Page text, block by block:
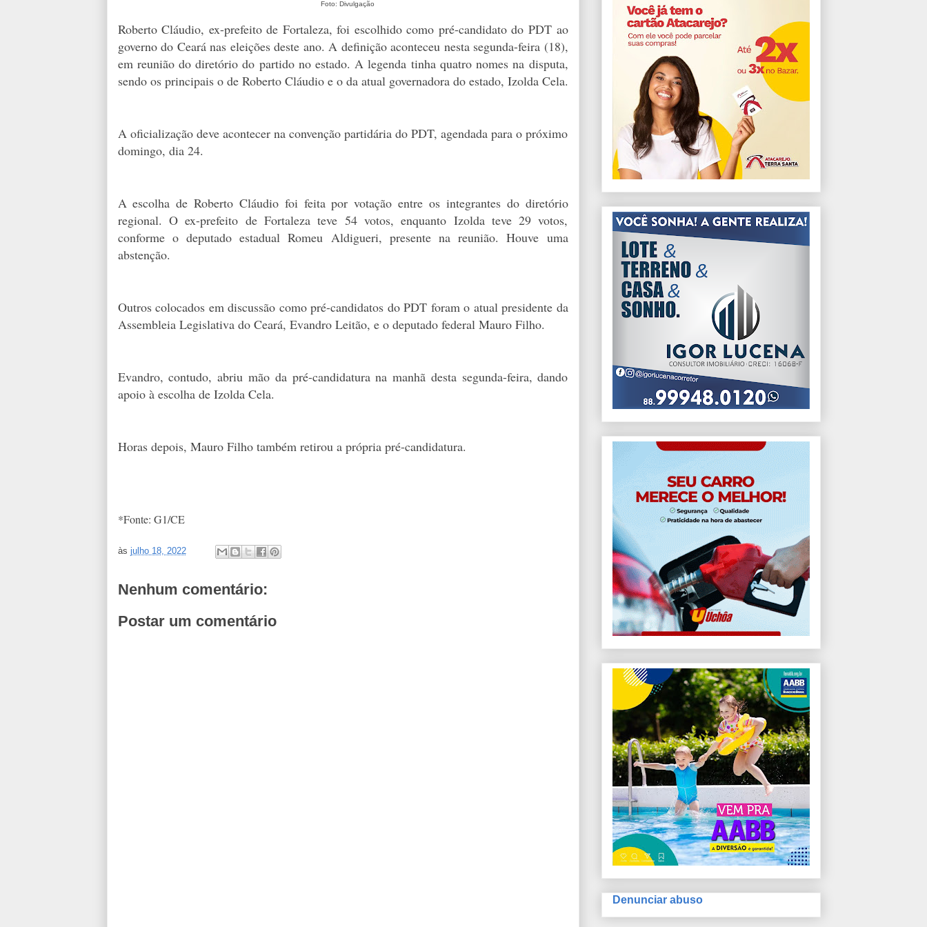
Foto: Divulgação
Roberto Cláudio, ex-prefeito de Fortaleza, foi escolhido como pré-candidato do PDT ao
governo do Ceará nas eleições deste ano. A definição aconteceu nesta segunda-feira (18),
em reunião do diretório do partido no estado. A legenda tinha quatro nomes na disputa,
sendo os principais o de Roberto Cláudio e o da atual governadora do estado, Izolda Cela.
A oficialização deve acontecer na convenção partidária do PDT, agendada para o próximo
domingo, dia 24.
A escolha de Roberto Cláudio foi feita por votação entre os integrantes do diretório
regional. O ex-prefeito de Fortaleza teve 54 votos, enquanto Izolda teve 29 votos,
conforme o deputado estadual Romeu Aldigueri, presente na reunião. Houve uma
abstenção.
Outros colocados em discussão como pré-candidatos do PDT foram o atual presidente da
Assembleia Legislativa do Ceará, Evandro Leitão, e o deputado federal Mauro Filho.
Evandro, contudo, abriu mão da pré-candidatura na manhã desta segunda-feira, dando
apoio à escolha de Izolda Cela.
Horas depois, Mauro Filho também retirou a própria pré-candidatura.
*Fonte: G1/CE
às julho 18, 2022
Nenhum comentário:
Postar um comentário
Denunciar abuso